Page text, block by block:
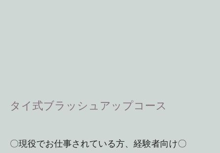
タイ式ブラッシュアップコース
〇現役でお仕事されている方、経験者向け〇